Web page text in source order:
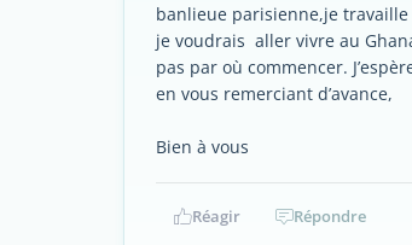
banlieue parisienne,je
je voudrais aller vivre au
pas par où commencer.
en vous remerciant d’avance,
Bien à vous
Réagir Répondre